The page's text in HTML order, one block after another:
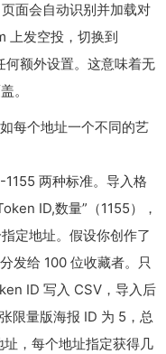
面会自动识别并加载对
上发空投，切换到
额外设置。这意味着无
。
每个地址一个不同的艺
两种标准。导入格
ID,数量”（1155），
定地址。假设你创作了
发给 100 位收藏者。只
ID 写入 CSV，导入后
限量版海报 ID 为 5，总
，每个地址指定获得几